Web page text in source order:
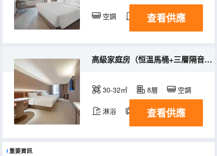
空調 淋浴 電視機
查看供應
高級家庭房（恒温馬桶+三層隔音玻璃+記憶棉枕）
30-32㎡ 8層 空調
淋浴 電視機
查看供應
重要資訊